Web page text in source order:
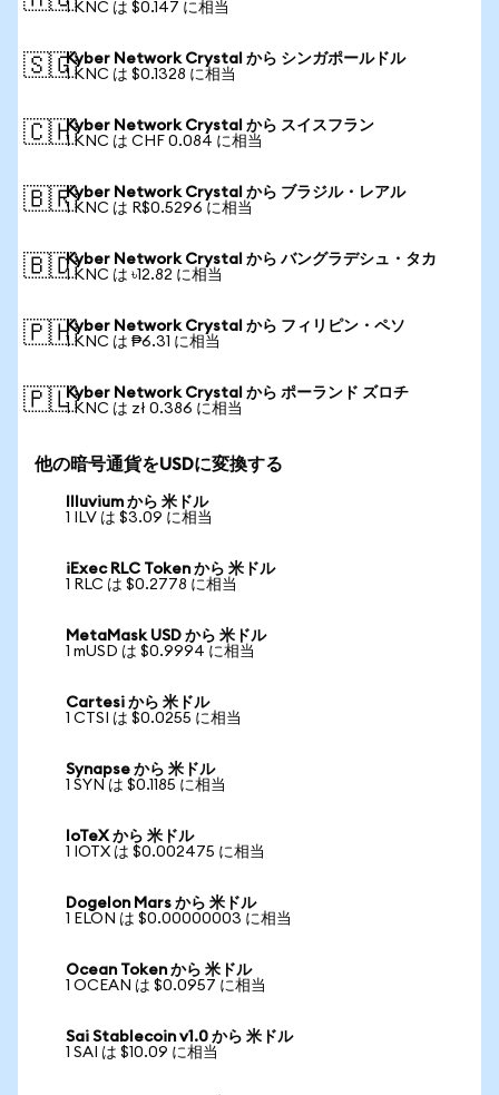
1 KNC は $0.147 に相当
🇸🇬Kyber Network Crystal から シンガポールドル
1 KNC は $0.1328 に相当
🇨🇭Kyber Network Crystal から スイスフラン
1 KNC は CHF 0.084 に相当
🇧🇷Kyber Network Crystal から ブラジル・レアル
1 KNC は R$0.5296 に相当
🇧🇩Kyber Network Crystal から バングラデシュ・タカ
1 KNC は ৳12.82 に相当
🇵🇭Kyber Network Crystal から フィリピン・ペソ
1 KNC は ₱6.31 に相当
🇵🇱Kyber Network Crystal から ポーランド ズロチ
1 KNC は zł 0.386 に相当
他の暗号通貨をUSDに変換する
Illuvium から 米ドル
1 ILV は $3.09 に相当
iExec RLC Token から 米ドル
1 RLC は $0.2778 に相当
MetaMask USD から 米ドル
1 mUSD は $0.9994 に相当
Cartesi から 米ドル
1 CTSI は $0.0255 に相当
Synapse から 米ドル
1 SYN は $0.1185 に相当
IoTeX から 米ドル
1 IOTX は $0.002475 に相当
Dogelon Mars から 米ドル
1 ELON は $0.00000003 に相当
Ocean Token から 米ドル
1 OCEAN は $0.0957 に相当
Sai Stablecoin v1.0 から 米ドル
1 SAI は $10.09 に相当